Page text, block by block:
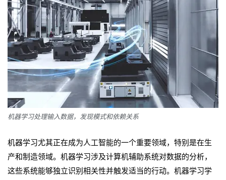
机器学习处理输入数据，发现模式和依赖关系
机器学习尤其正在成为人工智能的一个重要领域，特别是在生
产和制造领域。机器学习涉及计算机辅助系统对数据的分析，
这些系统能够独立识别相关性并触发适当的行动。机器学习学